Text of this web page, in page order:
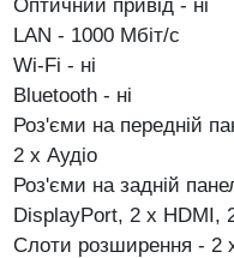
Оптичний привід - ні
LAN - 1000 Мбіт/с
Wi-Fi - ні
Bluetooth - ні
Роз'єми на передній
2 х Аудіо
Роз'єми на задній
DisplayPort, 2 x HDMI,
Слоти розширення - 2